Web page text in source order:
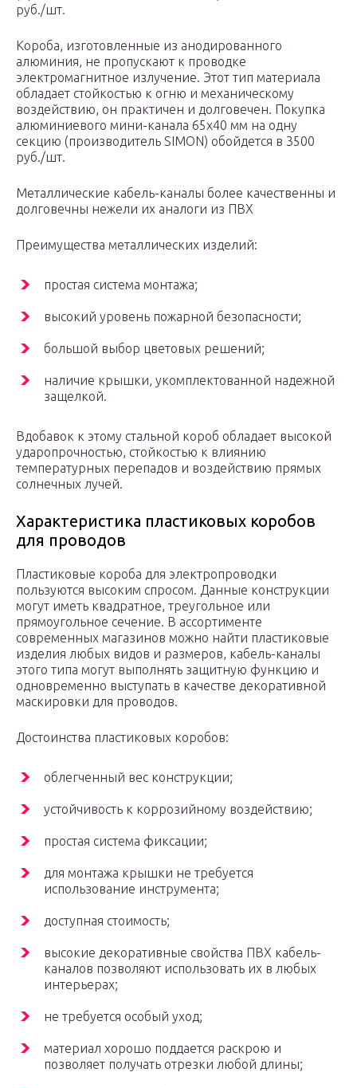
руб./шт.
Короба, изготовленные из анодированного
алюминия, не пропускают к проводке
электромагнитное излучение. Этот тип материала
обладает стойкостью к огню и механическому
воздействию, он практичен и долговечен. Покупка
алюминиевого мини-канала 65х40 мм на одну
секцию (производитель SIMON) обойдется в 3500
руб./шт.
Металлические кабель-каналы более качественны и
долговечны нежели их аналоги из ПВХ
Преимущества металлических изделий:
простая система монтажа;
высокий уровень пожарной безопасности;
большой выбор цветовых решений;
наличие крышки, укомплектованной надежной
защелкой.
Вдобавок к этому стальной короб обладает высокой
ударопрочностью, стойкостью к влиянию
температурных перепадов и воздействию прямых
солнечных лучей.
Характеристика пластиковых коробов
для проводов
Пластиковые короба для электропроводки
пользуются высоким спросом. Данные конструкции
могут иметь квадратное, треугольное или
прямоугольное сечение. В ассортименте
современных магазинов можно найти пластиковые
изделия любых видов и размеров, кабель-каналы
этого типа могут выполнять защитную функцию и
одновременно выступать в качестве декоративной
маскировки для проводов.
Достоинства пластиковых коробов:
облегченный вес конструкции;
устойчивость к коррозийному воздействию;
простая система фиксации;
для монтажа крышки не требуется
использование инструмента;
доступная стоимость;
высокие декоративные свойства ПВХ кабель-
каналов позволяют использовать их в любых
интерьерах;
не требуется особый уход;
материал хорошо поддается раскрою и
позволяет получать отрезки любой длины;